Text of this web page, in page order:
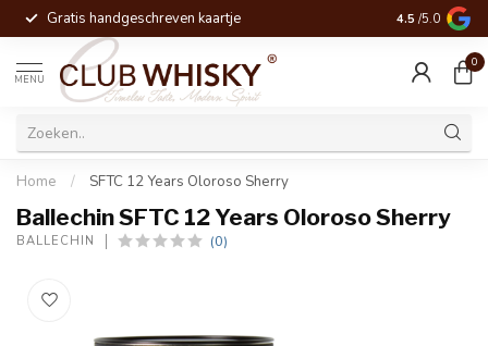
Gratis handgeschreven kaartje Voor 16:00
4.5 /5.0
MENU
0
Home / SFTC 12 Years Oloroso Sherry
Ballechin SFTC 12 Years Oloroso Sherry
BALLECHIN (0)